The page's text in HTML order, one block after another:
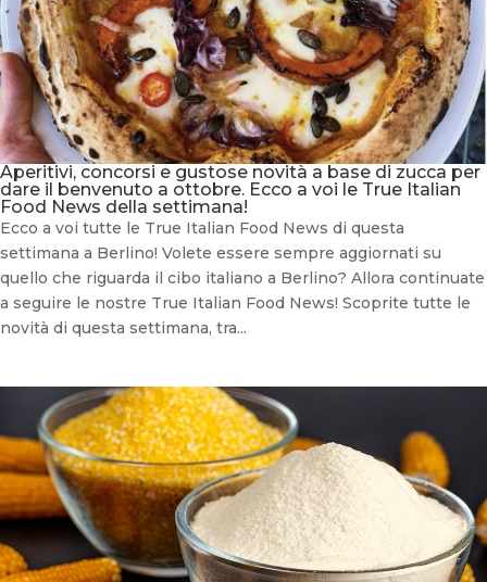
Aperitivi, concorsi e gustose novità a base di zucca per
dare il benvenuto a ottobre. Ecco a voi le True Italian
Food News della settimana!
Ecco a voi tutte le True Italian Food News di questa
settimana a Berlino! Volete essere sempre aggiornati su
quello che riguarda il cibo italiano a Berlino? Allora continuate
a seguire le nostre True Italian Food News! Scoprite tutte le
novità di questa settimana, tra...